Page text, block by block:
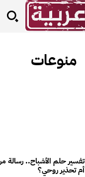
منوعات
تفسير حلم الأشباح.. رسالة
أم تحذير روحي؟